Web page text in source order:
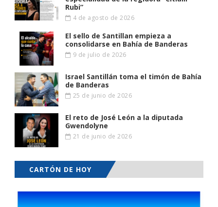
Rubi”
4 de agosto de 2026
El sello de Santillan empieza a
consolidarse en Bahía de Banderas
9 de julio de 2026
Israel Santillán toma el timón de Bahía
de Banderas
25 de junio de 2026
El reto de José León a la diputada
Gwendolyne
21 de junio de 2026
CARTÓN DE HOY